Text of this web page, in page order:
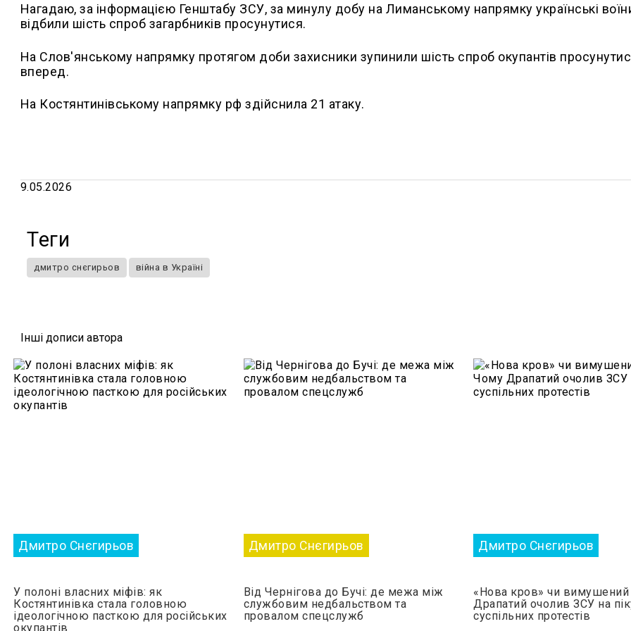
Нагадаю, за інформацією Генштабу ЗСУ, за минулу добу на Лиманському напрямку українські
відбили шість спроб загарбників просунутися.
На Слов'янському напрямку протягом доби захисники зупинили шість спроб окупантів
вперед.
На Костянтинівському напрямку рф здійснила 21 атаку.
9.05.2026
Теги
дмитро снєгирьов війна в Україні
Iншi дописи автора
Дмитро Снєгирьов
У полоні власних міфів: як
Костянтинівка стала головною
ідеологічною пасткою для російських
окупантів
Дмитро Снєгирьов
Від Чернігова до Бучі: де межа між
службовим недбальством та
провалом спецслужб
Дмитро Снєгирьов
«Нова кров» чи вимушений
Драпатий очолив ЗСУ на
суспільних протестів